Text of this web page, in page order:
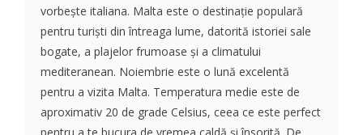
vorbește italiana. Malta este o destinație populară
pentru turiști din întreaga lume, datorită istoriei sale
bogate, a plajelor frumoase și a climatului
mediteranean. Noiembrie este o lună excelentă
pentru a vizita Malta. Temperatura medie este de
aproximativ 20 de grade Celsius, ceea ce este perfect